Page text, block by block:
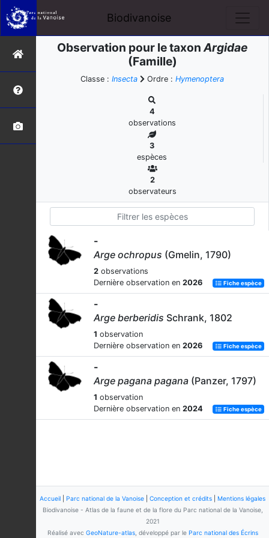
Biodivanoise
Observation pour le taxonArgidae
(Famille)
Classe : Insecta Ordre : Hymenoptera
4
observations
3
espèces
2
observateurs
-
Arge ochropus (Gmelin, 1790)
2 observations
Dernière observation en 2026 Fiche espèce
-
Arge berberidis Schrank, 1802
1 observation
Dernière observation en 2026 Fiche espèce
-
Arge pagana pagana (Panzer, 1797)
1 observation
Dernière observation en 2024 Fiche espèce
Accueil Parc national de la Vanoise Conception et crédits
Mentions légales
Biodivanoise - Atlas de la faune et de la flore du Parc national de la Vanoise,
2021
Réalisé avec GeoNature-atlas, développé par le Parc national des Écrins